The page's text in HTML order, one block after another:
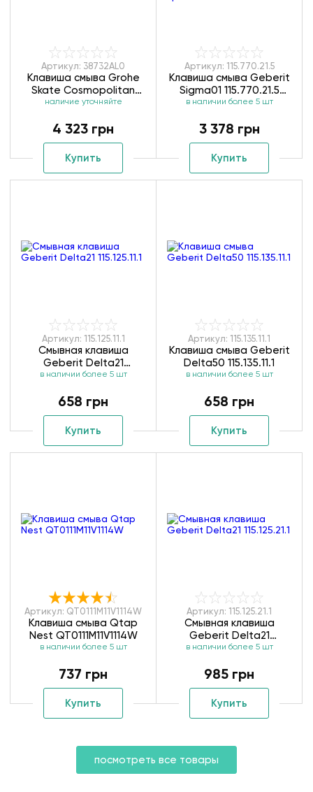
Артикул: 38732AL0
Клавиша смыва Grohe
Skate Cosmopolitan
38732AL0
наличие уточняйте
4 323 грн
Купить
Артикул: 115.770.21.5
Клавиша смыва Geberit
Sigma01 115.770.21.5
глянцевый хром
в наличии более 5 шт
3 378 грн
Купить
Артикул: 115.125.11.1
Смывная клавиша
Geberit Delta21
115.125.11.1
в наличии более 5 шт
658 грн
Купить
Артикул: 115.135.11.1
Клавиша смыва Geberit
Delta50 115.135.11.1
в наличии более 5 шт
658 грн
Купить
Артикул: QT0111M11V1114W
Клавиша смыва Qtap
Nest QT0111M11V1114W
в наличии более 5 шт
737 грн
Купить
Артикул: 115.125.21.1
Смывная клавиша
Geberit Delta21
115.125.21.1
в наличии более 5 шт
985 грн
Купить
посмотреть все товары